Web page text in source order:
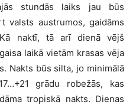
stundās laiks jau būs
valsts austrumos, gaidāms
naktī, tā arī dienā vējš
laikā vietām krasas vēja
Nakts būs silta, jo minimālā
grādu robežās, kas
tropiskā nakts. Dienas